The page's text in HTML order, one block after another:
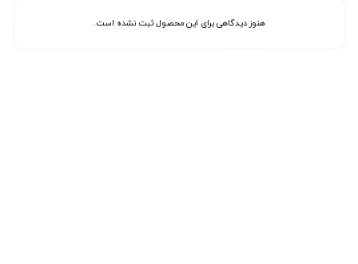
هنوز دیدگاهی برای این محصول ثبت نشده است.